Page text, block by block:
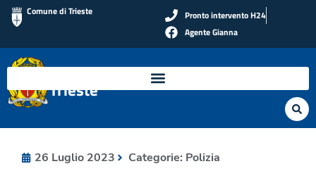
Comune di Trieste
Pronto intervento H24
Agente Gianna
Polizia Locale di
Trieste
26 Luglio 2023 Categorie: Polizia